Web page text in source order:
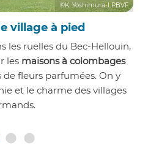
©K. Yoshimura-LPBVF
village à pied
les ruelles du Bec-Hellouin,
les maisons à colombages
de fleurs parfumées. On y
et le charme des villages